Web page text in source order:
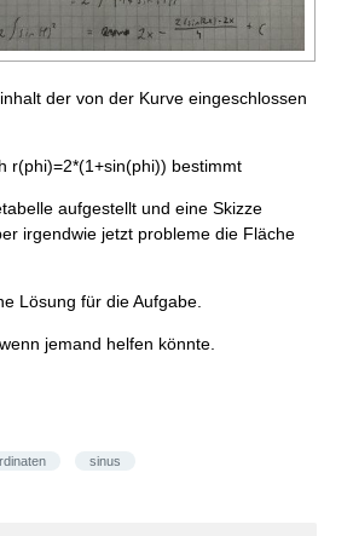
der von der Kurve eingeschlossen
r(phi)=2*(1+sin(phi)) bestimmt
aufgestellt und eine Skizze
irgendwie jetzt probleme die Fläche
Lösung für die Aufgabe.
jemand helfen könnte.
sinus